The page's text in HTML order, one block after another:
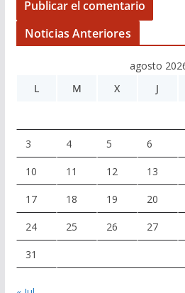
Noticias Anteriores
agosto
L
M X J
3 4 5 6
10 11 12 13
17 18 19 20
24 25 26 27
31